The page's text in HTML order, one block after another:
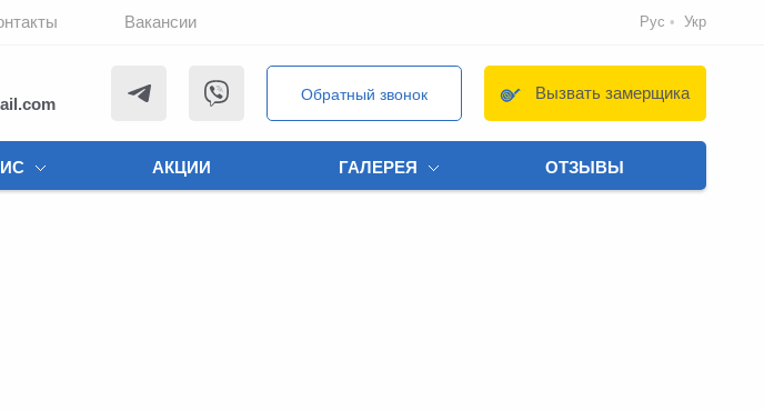
Вакансии Рус Укр
Обратный звонок Вызвать замерщика
АКЦИИ ГАЛЕРЕЯ ОТЗЫВЫ